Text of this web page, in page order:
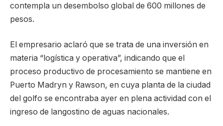
contempla un desembolso global de 600 millones de
pesos.
El empresario aclaró que se trata de una inversión en
materia “logística y operativa”, indicando que el
proceso productivo de procesamiento se mantiene en
Puerto Madryn y Rawson, en cuya planta de la ciudad
del golfo se encontraba ayer en plena actividad con el
ingreso de langostino de aguas nacionales.